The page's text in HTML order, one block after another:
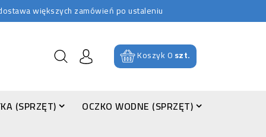
większych zamówień po ustaleniu
Koszyk0szt.
(SPRZĘT)
OCZKO WODNE (SPRZĘT)